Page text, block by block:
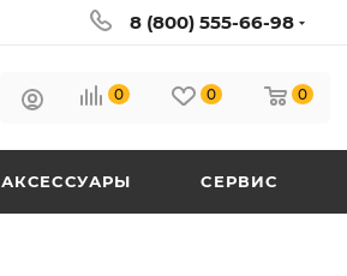
8 (800) 555-66-98
0 0 0
АКСЕССУАРЫ СЕРВИС